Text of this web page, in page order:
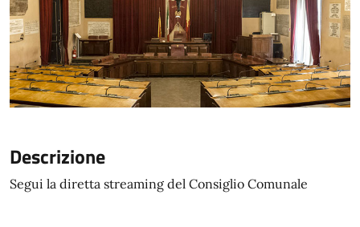
Descrizione
Segui la diretta streaming del Consiglio Comunale